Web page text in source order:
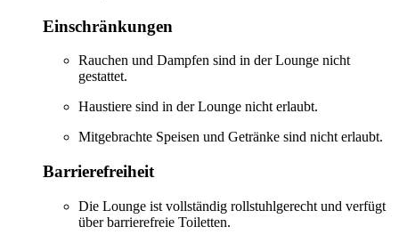
Einschränkungen
Rauchen und Dampfen sind in der Lounge nicht
gestattet.
Haustiere sind in der Lounge nicht erlaubt.
Mitgebrachte Speisen und Getränke sind nicht erlaubt.
Barrierefreiheit
Die Lounge ist vollständig rollstuhlgerecht und verfügt
über barrierefreie Toiletten.